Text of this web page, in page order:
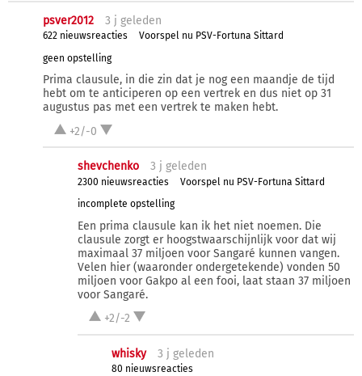
psver2012 3 j geleden
622 nieuwsreacties
Voorspel nu PSV-Fortuna Sittard
geen opstelling
Prima clausule, in die zin dat je nog een maandje de tijd
hebt om te anticiperen op een vertrek en dus niet op 31
augustus pas met een vertrek te maken hebt.
+2/-0
shevchenko 3 j geleden
2300 nieuwsreacties
Voorspel nu PSV-Fortuna Sittard
incomplete opstelling
Een prima clausule kan ik het niet noemen. Die
clausule zorgt er hoogstwaarschijnlijk voor dat wij
maximaal 37 miljoen voor Sangaré kunnen vangen.
Velen hier (waaronder ondergetekende) vonden 50
miljoen voor Gakpo al een fooi, laat staan 37 miljoen
voor Sangaré.
+2/-2
whisky 3 j geleden
80 nieuwsreacties